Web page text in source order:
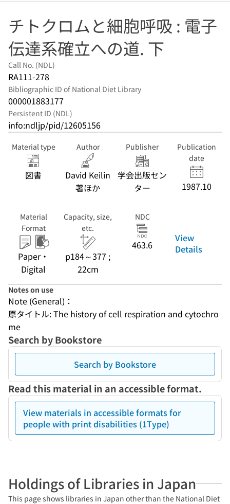
チトクロムと細胞呼吸 : 電子
伝達系確立への道. 下
Call No. (NDL)
RA111-278
Bibliographic ID of National Diet Library
000001883177
Persistent ID (NDL)
info:ndljp/pid/12605156
Material type
図書
Author
David Keilin
著ほか
Publisher
学会出版セン
ター
Publication
date
1987.10
Material
Format
Paper・
Digital
Capacity, size,
etc.
p184～377 ;
22cm
NDC
463.6
View
Details
Notes on use
Note (General)：
原タイトル: The history of cell respiration and cytochro
me
Search by Bookstore
Search by Bookstore
Read this material in an accessible format.
View materials in accessible formats for
people with print disabilities (1Type)
Holdings of Libraries in Japan
This page shows libraries in Japan other than the National Diet